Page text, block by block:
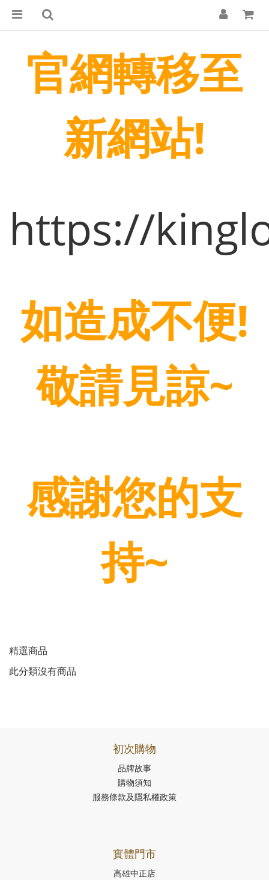
官網轉移至
新網站!
https://
如造成不便!
敬請見諒~
感謝您的支
持~
精選商品
此分類沒有商品
初次購物
品牌故事
購物須知
服務條款及隱私權政策
實體門市
高雄中正店